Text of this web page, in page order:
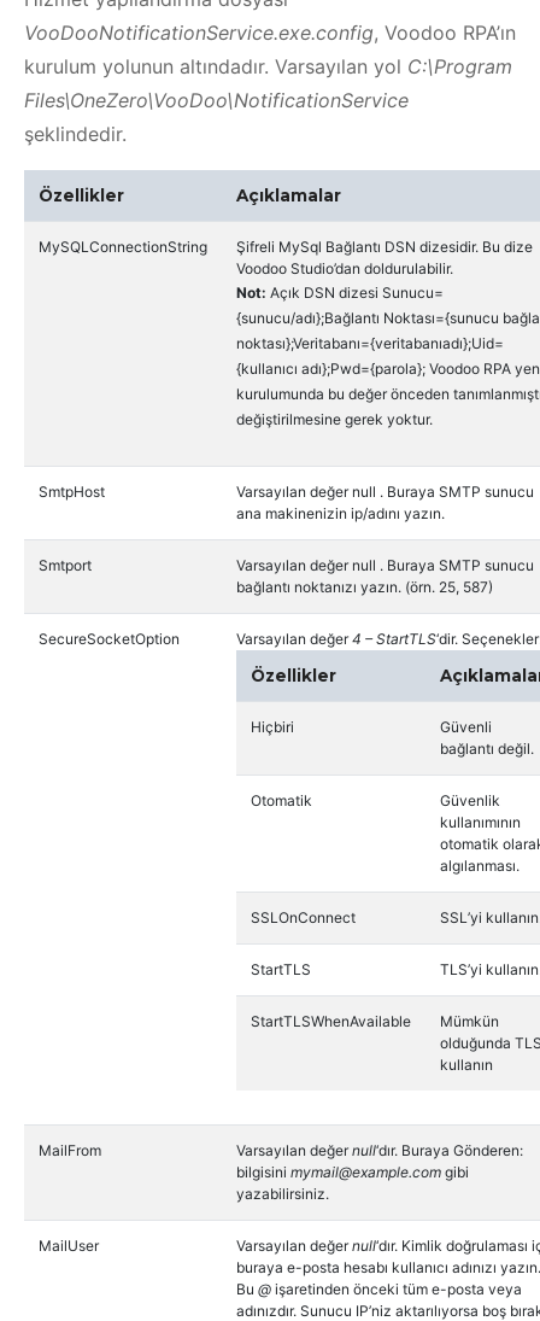
VooDooNotificationService.exe.config, Voodoo RPA’ın
kurulum yolunun altındadır. Varsayılan yol C:\Program
Files\OneZero\VooDoo\NotificationService
şeklindedir.
Özellikler Açıklamalar
MySQLConnectionString
Şifreli MySql Bağlantı DSN dizesidir. Bu dize
Voodoo Studio’dan doldurulabilir.
Not: Açık DSN dizesi Sunucu=
{sunucu/adı};Bağlantı Noktası={sunucu
noktası};Veritabanı={veritabanıadı};Uid=
{kullanıcı adı};Pwd={parola}; Voodoo RPA
kurulumunda bu değer önceden
değiştirilmesine gerek yoktur.
SmtpHost
Varsayılan değer null . Buraya SMTP sunucu
ana makinenizin ip/adını yazın.
Smtport
Varsayılan değer null . Buraya SMTP sunucu
bağlantı noktanızı yazın. (örn. 25, 587)
SecureSocketOption Varsayılan değer4 – StartTLS‘dir.
Özellikler
Hiçbiri
Güvenli
bağlantı değil.
Otomatik
Güvenlik
kullanımının
otomatik
algılanması.
SSLOnConnect SSL’yi
StartTLS TLS’yi
StartTLSWhenAvailable
Mümkün
olduğunda
kullanın
MailFrom Varsayılan değernull‘dır. Buraya Gönderen:
bilgisini mymail@example.com gibi
yazabilirsiniz.
MailUser Varsayılan değernull‘dır. Kimlik doğrulaması
buraya e-posta hesabı kullanıcı adınızı yazın.
Bu @ işaretinden önceki tüm e-posta veya
adınızdır. Sunucu IP’niz aktarılıyorsa boş